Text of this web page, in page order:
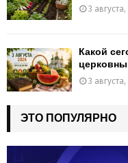
3 августа,
Какой
3 августа,
ЭТО ПОПУЛЯРНО